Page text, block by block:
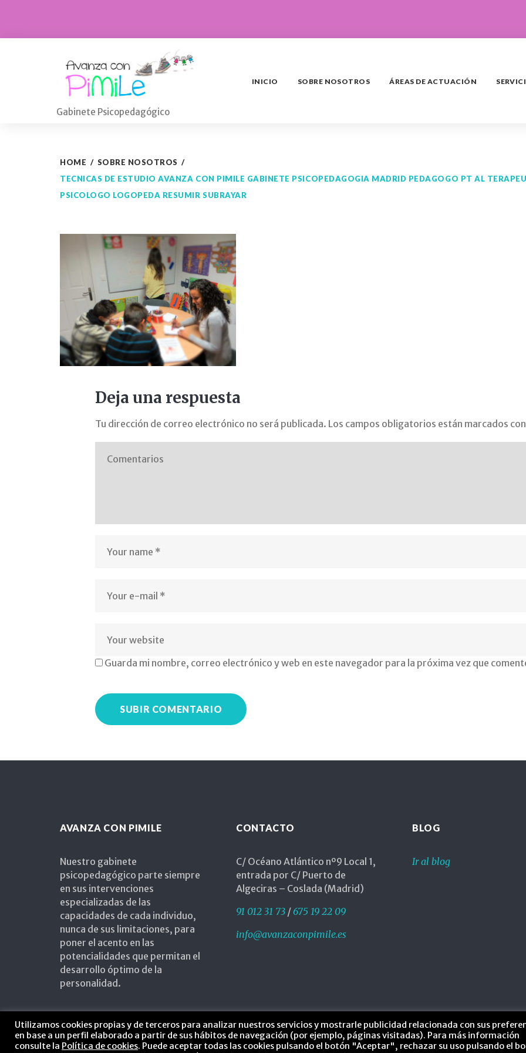
Gabinete Psicopedagógico
INICIO SOBRE NOSOTROS ÁREAS DE ACTUACIÓN
HOME / SOBRE NOSOTROS /
TECNICAS DE ESTUDIO AVANZA CON PIMILE GABINETE PSICOPEDAGOGIA MADRID PEDAGOGO PT AL
PSICOLOGO LOGOPEDA RESUMIR SUBRAYAR
tecnicas
de
estudio
avanza
con
pimile
gabinete
psicopedagogia
madrid
pedagogo
pt
al
terapeuta
ocupacional
psicopedagogo
psicologo
Deja una respuesta
Tu dirección de correo electrónico no será publicada. Los campos obligatorios están marcados
Guarda mi nombre, correo electrónico y web en este navegador para la próxima vez que
AVANZA CON PIMILE
Nuestro gabinete
psicopedagógico parte siempre
en sus intervenciones
especializadas de las
capacidades de cada individuo,
nunca de sus limitaciones, para
poner el acento en las
potencialidades que permitan el
desarrollo óptimo de la
personalidad.
CONTACTO
C/ Océano Atlántico nº9 Local 1,
entrada por C/ Puerto de
Algeciras – Coslada (Madrid)
91 012 31 73 /675 19 22 09
info@avanzaconpimile.es
BLOG
Ir al blog
Pimile © 2017 - Powered byRedSión
Utilizamos cookies propias y de terceros para analizar nuestros servicios y mostrarle publicidad relacionada con sus
en base a un perfil elaborado a partir de sus hábitos de navegación (por ejemplo, páginas visitadas). Para más información
consulte la Política de cookies. Puede aceptar todas las cookies pulsando el botón "Aceptar", rechazar su uso pulsando el